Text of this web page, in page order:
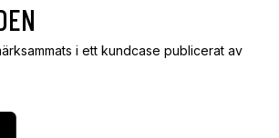
i ett kundcase publicerat av